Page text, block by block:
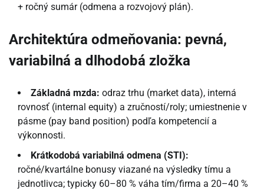
+ ročný sumár (odmena a rozvojový plán).
Architektúra odmeňovania: pevná,
variabilná a dlhodobá zložka
Základná mzda: odraz trhu (market data), interná
rovnosť (internal equity) a zručností/roly; umiestnenie v
pásme (pay band position) podľa kompetencií a
výkonnosti.
Krátkodobá variabilná odmena (STI):
ročné/kvartálne bonusy viazané na výsledky tímu a
jednotlivca; typicky 60–80 % váha tím/firma a 20–40 %